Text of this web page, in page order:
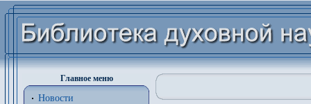
Главное меню
Новости